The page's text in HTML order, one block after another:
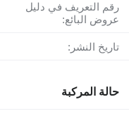
رقم التعريف في دليل
عروض البائع:
تاريخ النشر:
حالة المركبة